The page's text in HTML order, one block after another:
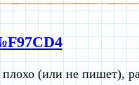
(или не пишет),